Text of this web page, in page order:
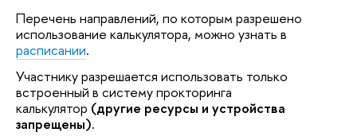
Перечень направлений, по которым разрешено
использование калькулятора, можно узнать в
расписании.
Участнику разрешается использовать только
встроенный в систему прокторинга
калькулятор (другие ресурсы и устройства
запрещены).